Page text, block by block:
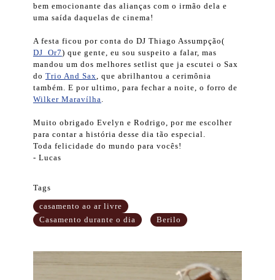
bem emocionante das alianças com o irmão dela e
uma saída daquelas de cinema!
A festa ficou por conta do DJ Thiago Assumpção(
DJ_Or7) que gente, eu sou suspeito a falar, mas
mandou um dos melhores setlist que ja escutei o Sax
do Trio And Sax, que abrilhantou a cerimônia
também. E por ultimo, para fechar a noite, o forro de
Wilker Maravílha.
Muito obrigado Evelyn e Rodrigo, por me escolher
para contar a história desse dia tão especial.
Toda felicidade do mundo para vocês!
- Lucas
Tags
casamento ao ar livre
Casamento durante o dia
Berilo